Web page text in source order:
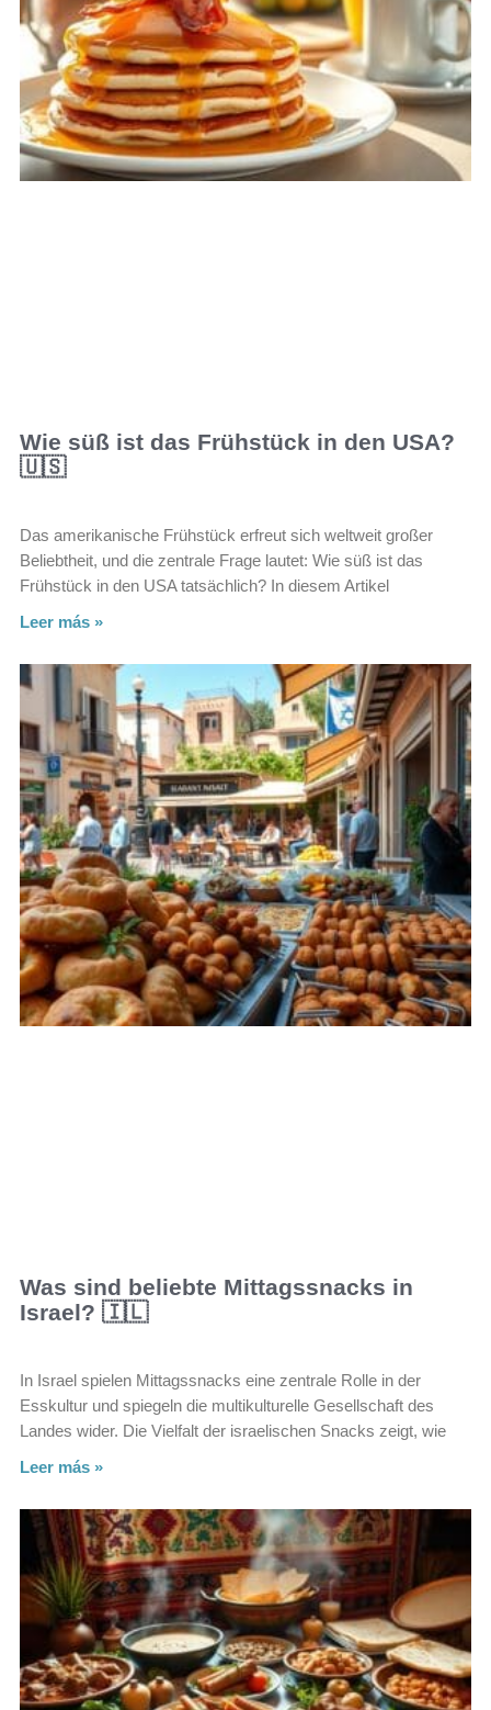
Wie süß ist das Frühstück in den USA?
🇺🇸
Das amerikanische Frühstück erfreut sich weltweit großer
Beliebtheit, und die zentrale Frage lautet: Wie süß ist das
Frühstück in den USA tatsächlich? In diesem Artikel
Leer más »
Was sind beliebte Mittagssnacks in
Israel? 🇮🇱
In Israel spielen Mittagssnacks eine zentrale Rolle in der
Esskultur und spiegeln die multikulturelle Gesellschaft des
Landes wider. Die Vielfalt der israelischen Snacks zeigt, wie
Leer más »